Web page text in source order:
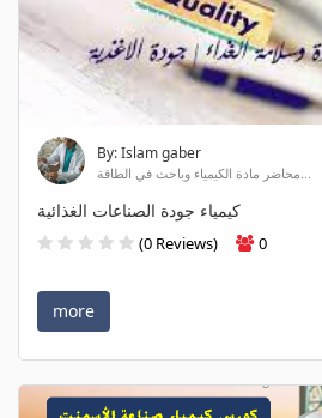
By: Islam gaber
محاضر مادة الكيمياء وباحث في الطاقة...
كيمياء جودة الصناعات الغذائية
(0 Reviews) 0
more